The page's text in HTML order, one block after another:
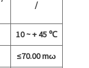
/
10 ~ + 45 ℃
≤70.00 mω